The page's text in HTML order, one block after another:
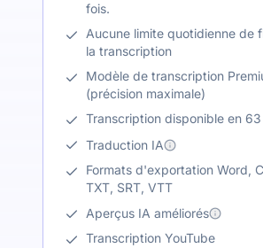
fois.
Aucune limite quotidienne de
la transcription
Modèle de transcription
(précision maximale)
Transcription disponible en
Traduction IA
Formats d'exportation Word,
TXT, SRT, VTT
Aperçus IA améliorés
Transcription YouTube